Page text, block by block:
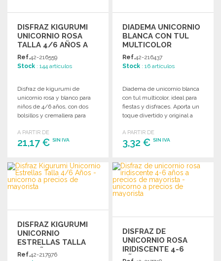
DISFRAZ KIGURUMI
UNICORNIO ROSA
TALLA 4/6 AÑOS A
PRECIOS DE
MAYORISTA
Ref.42-216559
Stock : 144 artículos
Disfraz de kigurumi de
unicornio rosa y blanco para
niños de 4/6 años, con dos
bolsillos y cremallera para
A PARTIR DE
21,17 € SIN IVA
PEDIR
Solicitar un presupuesto
DIADEMA UNICORNIO
BLANCA CON TUL
MULTICOLOR
Ref.42-216437
Stock : 16 artículos
Diadema de unicornio blanca
con tul multicolor, ideal para
fiestas y disfraces. Aporta un
toque divertido y original a
A PARTIR DE
3,32 €SIN IVA
PEDIR
Solicitar un presupuesto
DISFRAZ KIGURUMI
UNICORNIO
ESTRELLAS TALLA
4/6 AÑOS A PRECIOS
Ref.42-217976
DISFRAZ DE
UNICORNIO ROSA
IRIDISCENTE 4-6
AÑOS